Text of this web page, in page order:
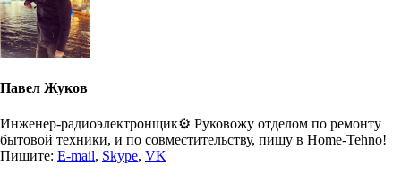
Павел Жуков
Инженер-радиоэлектронщик⚙️ Руковожу отделом по ремонту
бытовой техники, и по совместительству, пишу в Home-Tehno!
Пишите: E-mail, Skype, VK